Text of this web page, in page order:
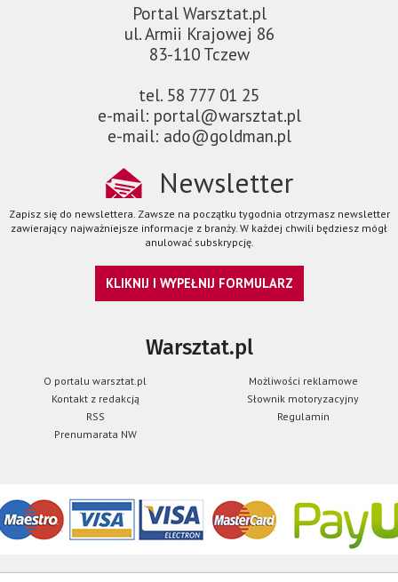
Portal Warsztat.pl
ul. Armii Krajowej 86
83-110 Tczew
tel. 58 777 01 25
e-mail: portal@warsztat.pl
e-mail: ado@goldman.pl
Newsletter
Zapisz się do newslettera. Zawsze na początku tygodnia otrzymasz newsletter
zawierający najważniejsze informacje z branży. W każdej chwili będziesz mógł
anulować subskrypcję.
KLIKNIJ I WYPEŁNIJ FORMULARZ
Warsztat.pl
O portalu warsztat.pl
Możliwości reklamowe
Kontakt z redakcją
Słownik motoryzacyjny
RSS
Regulamin
Prenumarata NW